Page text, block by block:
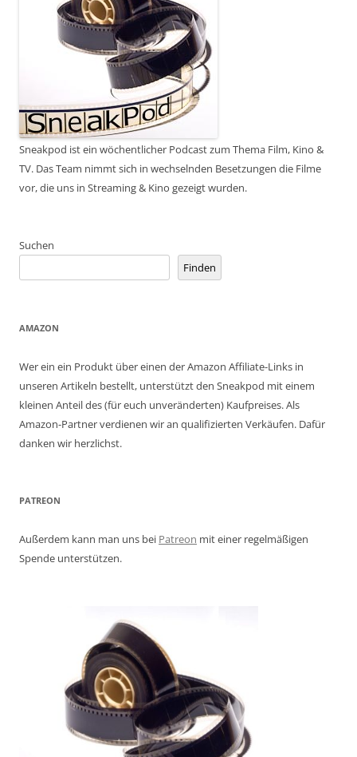
Sneakpod ist ein wöchentlicher Podcast zum Thema Film, Kino &
TV. Das Team nimmt sich in wechselnden Besetzungen die Filme
vor, die uns in Streaming & Kino gezeigt wurden.
Suchen
Finden
AMAZON
Wer ein ein Produkt über einen der Amazon Affiliate-Links in
unseren Artikeln bestellt, unterstützt den Sneakpod mit einem
kleinen Anteil des (für euch unveränderten) Kaufpreises. Als
Amazon-Partner verdienen wir an qualifizierten Verkäufen. Dafür
danken wir herzlichst.
PATREON
Außerdem kann man uns bei Patreon mit einer regelmäßigen
Spende unterstützen.